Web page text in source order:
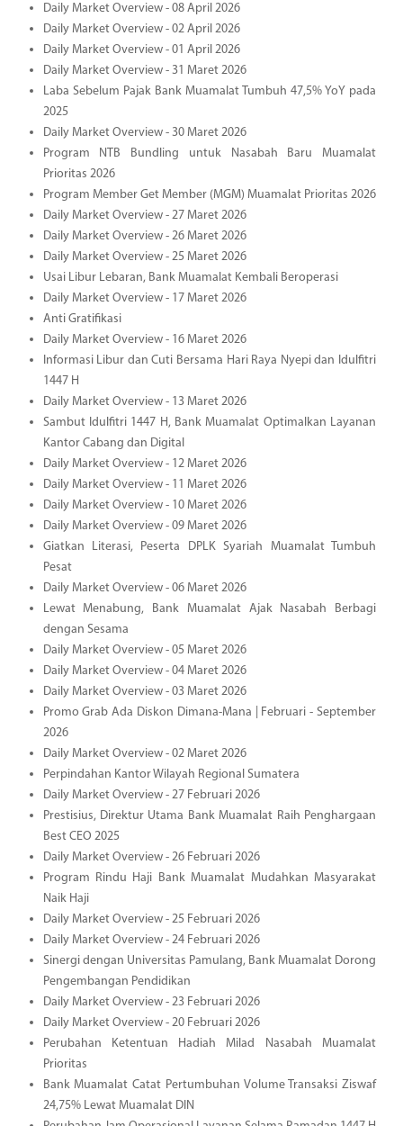
Daily Market Overview - 08 April 2026
Daily Market Overview - 02 April 2026
Daily Market Overview - 01 April 2026
Daily Market Overview - 31 Maret 2026
Laba Sebelum Pajak Bank Muamalat Tumbuh 47,5% YoY pada
2025
Daily Market Overview - 30 Maret 2026
Program NTB Bundling untuk Nasabah Baru Muamalat
Prioritas 2026
Program Member Get Member (MGM) Muamalat Prioritas 2026
Daily Market Overview - 27 Maret 2026
Daily Market Overview - 26 Maret 2026
Daily Market Overview - 25 Maret 2026
Usai Libur Lebaran, Bank Muamalat Kembali Beroperasi
Daily Market Overview - 17 Maret 2026
Anti Gratifikasi
Daily Market Overview - 16 Maret 2026
Informasi Libur dan Cuti Bersama Hari Raya Nyepi dan Idulfitri
1447 H
Daily Market Overview - 13 Maret 2026
Sambut Idulfitri 1447 H, Bank Muamalat Optimalkan Layanan
Kantor Cabang dan Digital
Daily Market Overview - 12 Maret 2026
Daily Market Overview - 11 Maret 2026
Daily Market Overview - 10 Maret 2026
Daily Market Overview - 09 Maret 2026
Giatkan Literasi, Peserta DPLK Syariah Muamalat Tumbuh
Pesat
Daily Market Overview - 06 Maret 2026
Lewat Menabung, Bank Muamalat Ajak Nasabah Berbagi
dengan Sesama
Daily Market Overview - 05 Maret 2026
Daily Market Overview - 04 Maret 2026
Daily Market Overview - 03 Maret 2026
Promo Grab Ada Diskon Dimana-Mana | Februari - September
2026
Daily Market Overview - 02 Maret 2026
Perpindahan Kantor Wilayah Regional Sumatera
Daily Market Overview - 27 Februari 2026
Prestisius, Direktur Utama Bank Muamalat Raih Penghargaan
Best CEO 2025
Daily Market Overview - 26 Februari 2026
Program Rindu Haji Bank Muamalat Mudahkan Masyarakat
Naik Haji
Daily Market Overview - 25 Februari 2026
Daily Market Overview - 24 Februari 2026
Sinergi dengan Universitas Pamulang, Bank Muamalat Dorong
Pengembangan Pendidikan
Daily Market Overview - 23 Februari 2026
Daily Market Overview - 20 Februari 2026
Perubahan Ketentuan Hadiah Milad Nasabah Muamalat
Prioritas
Bank Muamalat Catat Pertumbuhan Volume Transaksi Ziswaf
24,75% Lewat Muamalat DIN